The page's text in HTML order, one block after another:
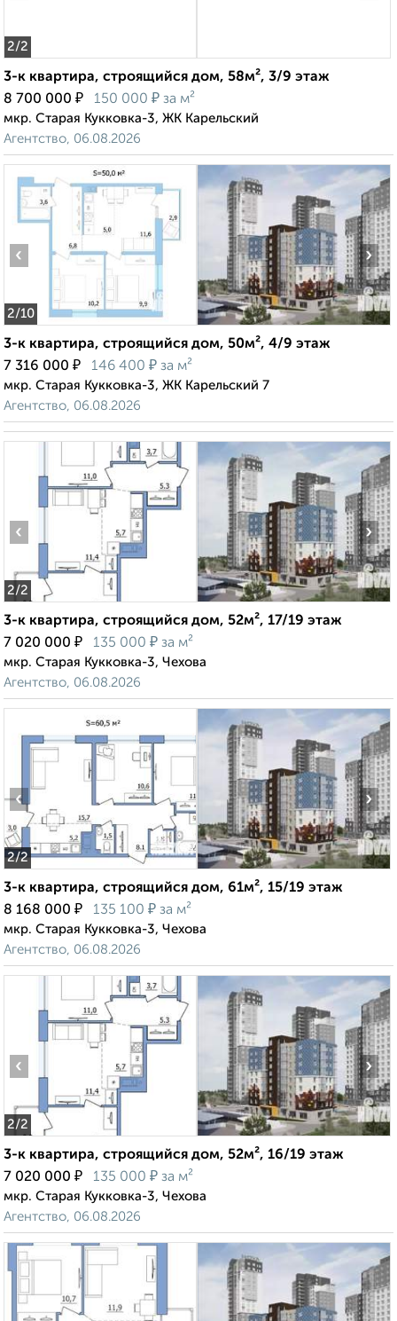
2/2
3-к квартира, строящийся дом, 58м², 3/9 этаж
8 700 000 ₽ 150 000 ₽ за м²
мкр. Старая Кукковка-3, ЖК Карельский
Агентство, 06.08.2026
2/10
‹ ›
3-к квартира, строящийся дом, 50м², 4/9 этаж
7 316 000 ₽ 146 400 ₽ за м²
мкр. Старая Кукковка-3, ЖК Карельский 7
Агентство, 06.08.2026
2/2
‹ ›
3-к квартира, строящийся дом, 52м², 17/19 этаж
7 020 000 ₽ 135 000 ₽ за м²
мкр. Старая Кукковка-3, Чехова
Агентство, 06.08.2026
2/2
‹ ›
3-к квартира, строящийся дом, 61м², 15/19 этаж
8 168 000 ₽ 135 100 ₽ за м²
мкр. Старая Кукковка-3, Чехова
Агентство, 06.08.2026
2/2
‹ ›
3-к квартира, строящийся дом, 52м², 16/19 этаж
7 020 000 ₽ 135 000 ₽ за м²
мкр. Старая Кукковка-3, Чехова
Агентство, 06.08.2026